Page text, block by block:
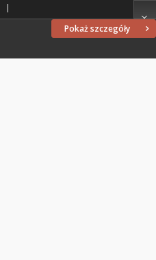
Pokaż szczegóły